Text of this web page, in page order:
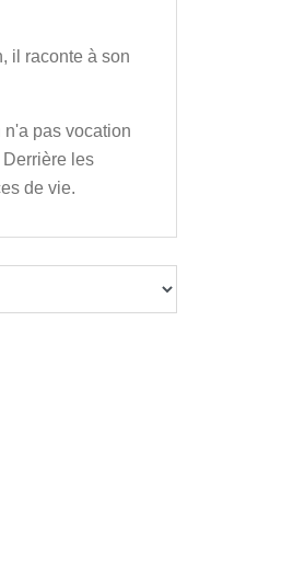
il raconte à son
n'a pas vocation
les
de vie.